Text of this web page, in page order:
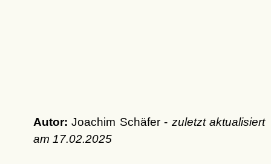
Autor: Joachim Schäfer - zuletzt aktualisiert
am 17.02.2025